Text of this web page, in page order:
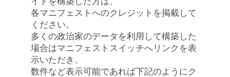
各マニフェストへのクレジットを掲載して
ください。
多くの政治家のデータを利用して構築した
場合はマニフェストスイッチへリンクを表
示いただき、
数件など表示可能であれば下記のようにク